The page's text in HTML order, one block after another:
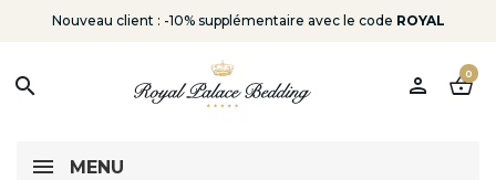
Nouveau client : -10% supplémentaire avec le code ROYAL
search person shopping_basket
0
MENU